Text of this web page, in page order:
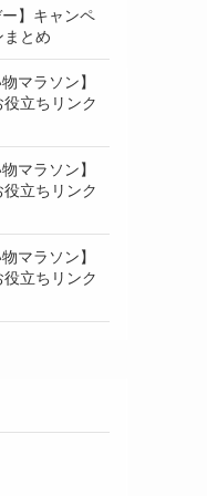
】キャンペ
まとめ
マラソン】
立ちリンク
マラソン】
立ちリンク
マラソン】
立ちリンク